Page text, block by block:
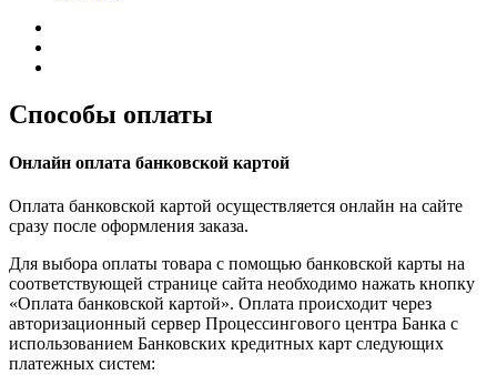
Способы оплаты
Онлайн оплата банковской картой
Оплата банковской картой осуществляется онлайн на сайте
сразу после оформления заказа.
Для выбора оплаты товара с помощью банковской карты на
соответствующей странице сайта необходимо нажать кнопку
«Оплата банковской картой». Оплата происходит через
авторизационный сервер Процессингового центра Банка с
использованием Банковских кредитных карт следующих
платежных систем: